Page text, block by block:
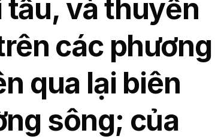
tầu, và thuyền
các phương
qua lại biên
sông; của